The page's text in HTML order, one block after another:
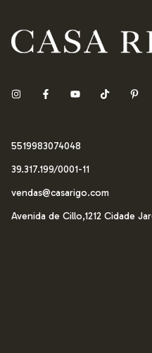
5519983074048
39.317.199/0001-11
vendas@casarigo.com
Avenida de Cillo,1212 Cidade